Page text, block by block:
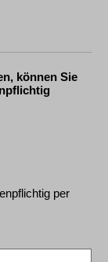
können Sie
per